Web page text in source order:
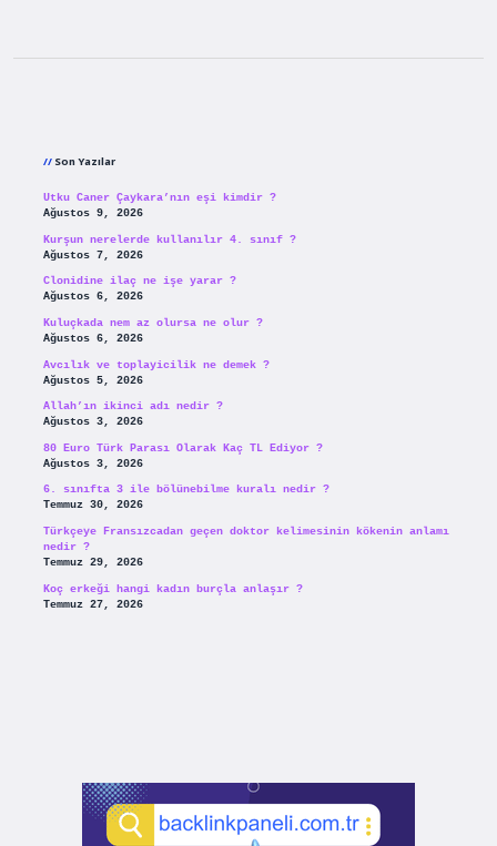
Son Yazılar
Utku Caner Çaykara’nın eşi kimdir ?
Ağustos 9, 2026
Kurşun nerelerde kullanılır 4. sınıf ?
Ağustos 7, 2026
Clonidine ilaç ne işe yarar ?
Ağustos 6, 2026
Kuluçkada nem az olursa ne olur ?
Ağustos 6, 2026
Avcılık ve toplayicilik ne demek ?
Ağustos 5, 2026
Allah’ın ikinci adı nedir ?
Ağustos 3, 2026
80 Euro Türk Parası Olarak Kaç TL Ediyor ?
Ağustos 3, 2026
6. sınıfta 3 ile bölünebilme kuralı nedir ?
Temmuz 30, 2026
Türkçeye Fransızcadan geçen doktor kelimesinin kökenin anlamı
nedir ?
Temmuz 29, 2026
Koç erkeği hangi kadın burçla anlaşır ?
Temmuz 27, 2026